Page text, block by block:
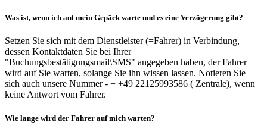
Was ist, wenn ich auf mein Gepäck warte und es eine Verzögerung gibt?
Setzen Sie sich mit dem Dienstleister (=Fahrer) in Verbindung,
dessen Kontaktdaten Sie bei Ihrer
"Buchungsbestätigungsmail\SMS" angegeben haben, der Fahrer
wird auf Sie warten, solange Sie ihn wissen lassen. Notieren Sie
sich auch unsere Nummer - + +49 22125993586 ( Zentrale), wenn
keine Antwort vom Fahrer.
Wie lange wird der Fahrer auf mich warten?